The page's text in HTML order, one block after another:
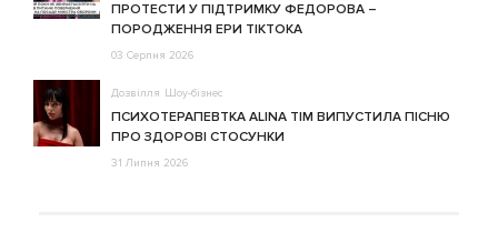
ПРОТЕСТИ У ПІДТРИМКУ ФЕДОРОВА –
ПОРОДЖЕННЯ ЕРИ ТІКТОКА
03 Серпня 2026
Дозвілля Шоу-бізнес
ПСИХОТЕРАПЕВТКА ALINA TIM ВИПУСТИЛА ПІСНЮ
ПРО ЗДОРОВІ СТОСУНКИ
31 Липня 2026